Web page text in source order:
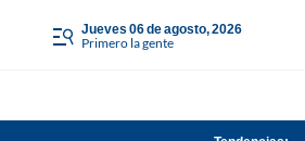
jueves 06 de agosto, 2026
Primero la gente